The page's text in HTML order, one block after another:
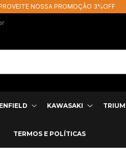
NOSSA PROMOÇÃO 3%OFF
KAWASAKI
TERMOS E POLÍTICAS